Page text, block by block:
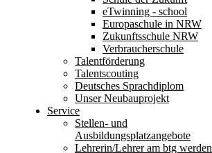
eTwinning - school
Europaschule in NRW
Zukunftsschule NRW
Verbraucherschule
Talentförderung
Talentscouting
Deutsches Sprachdiplom
Unser Neubauprojekt
Service
Stellen- und
Ausbildungsplatzangebote
Lehrerin/Lehrer am btg werden